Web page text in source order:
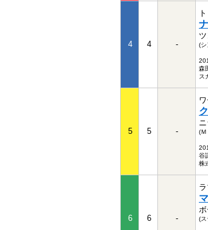
4 4 -
(シ
森
ス
5 5 -
(Ｍ
谷
株
6 6 -
(ス